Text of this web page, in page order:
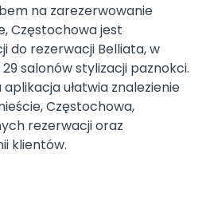
na zarezerwowanie
Częstochowa jest
do rezerwacji Belliata, w
salonów stylizacji paznokci.
ułatwia znalezienie
Częstochowa,
rezerwacji oraz
klientów.